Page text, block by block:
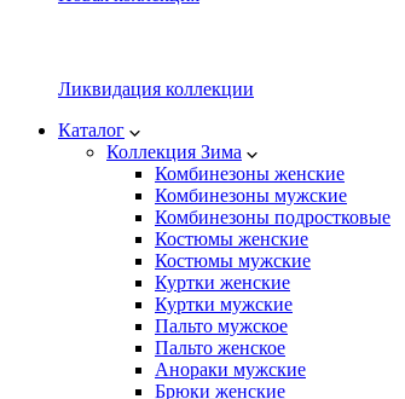
Ликвидация коллекции
Каталог
Коллекция Зима
Комбинезоны женские
Комбинезоны мужские
Комбинезоны подростковые
Костюмы женские
Костюмы мужские
Куртки женские
Куртки мужские
Пальто мужское
Пальто женское
Анораки мужские
Брюки женские